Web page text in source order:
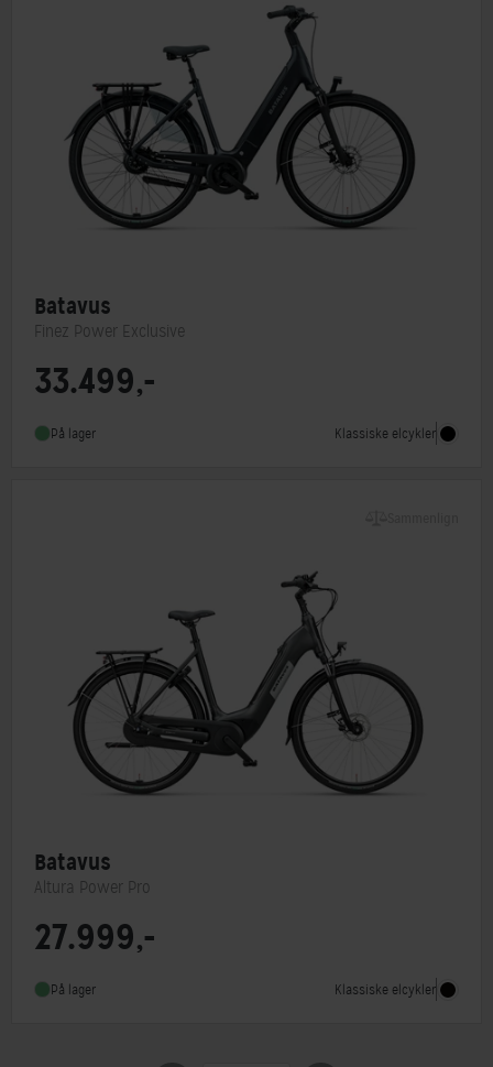
Batavus
Finez Power Exclusive
Motorplacering
Stelmateriale
Aluminium
33.499,-
På lager Klassiske elcykler
Batavus
Altura Power Pro
Motorplacering
Stelmateriale
Aluminium
27.999,-
På lager Klassiske elcykler